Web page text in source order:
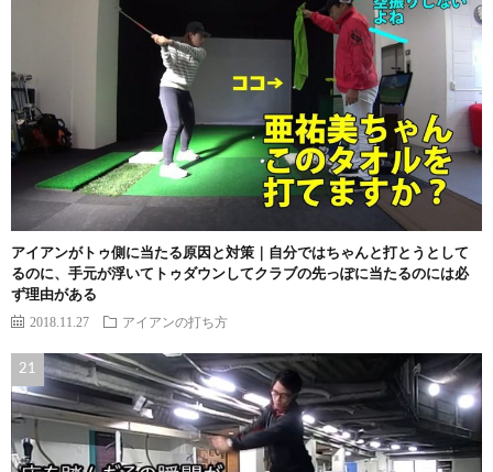
アイアンがトゥ側に当たる原因と対策｜自分ではちゃんと打とうとして
るのに、手元が浮いてトゥダウンしてクラブの先っぽに当たるのには必
ず理由がある
2018.11.27 アイアンの打ち方